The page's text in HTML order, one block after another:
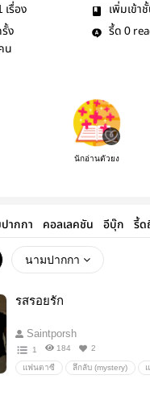
เรื่อง เพิ่มเข้า
ง รี้ด 0
น
นักอ่านตัวยง
ากกา คอลเลคชัน อีบุ๊ก รี้ด
นามปากกา
รสรอยรัก
Saintporsh
1 184 2
แฟนตาซี ลึกลับ (mystery)